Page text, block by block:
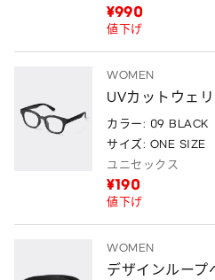
¥990
値下げ
WOMEN
UVカットウェ
カラー: 09 BLACK
サイズ: ONE SIZE
ユニセックス
¥190
値下げ
WOMEN
デザインループ